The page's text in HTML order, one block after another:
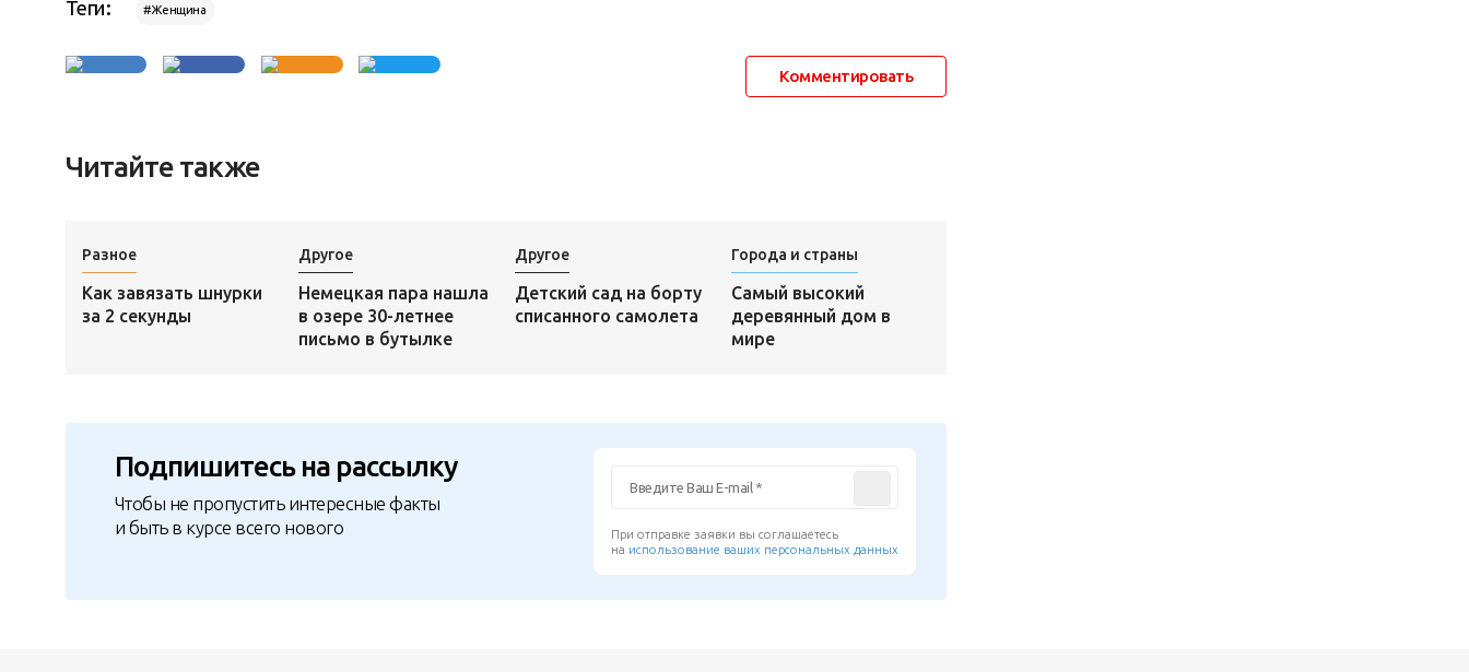
Теги: #Женщина
Комментировать
Читайте также
Разное
Как завязать шнурки
за 2 секунды
Другое
Немецкая пара нашла
в озере 30-летнее
письмо в бутылке
Другое
Детский сад на борту
списанного самолета
Города и страны
Самый высокий
деревянный дом в
мире
Подпишитесь на рассылку
Чтобы не пропустить интересные факты
и быть в курсе всего нового
При отправке заявки вы соглашаетесь
на использование ваших персональных данных